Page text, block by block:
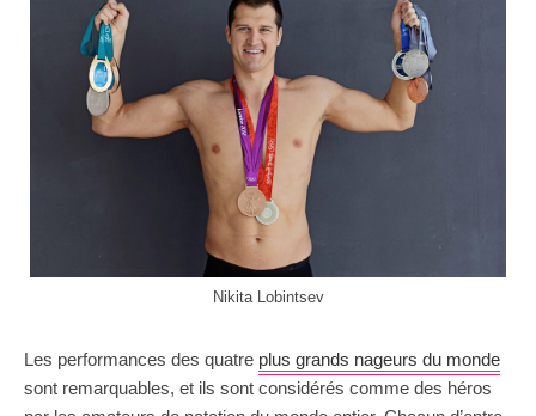
Nikita Lobintsev
Les performances des quatre plus grands nageurs du monde
sont remarquables, et ils sont considérés comme des héros